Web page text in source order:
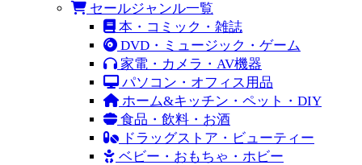
セールジャンル一覧
本・コミック・雑誌
DVD・ミュージック・ゲーム
家電・カメラ・AV機器
パソコン・オフィス用品
ホーム&キッチン・ペット・DIY
食品・飲料・お酒
ドラッグストア・ビューティー
ベビー・おもちゃ・ホビー